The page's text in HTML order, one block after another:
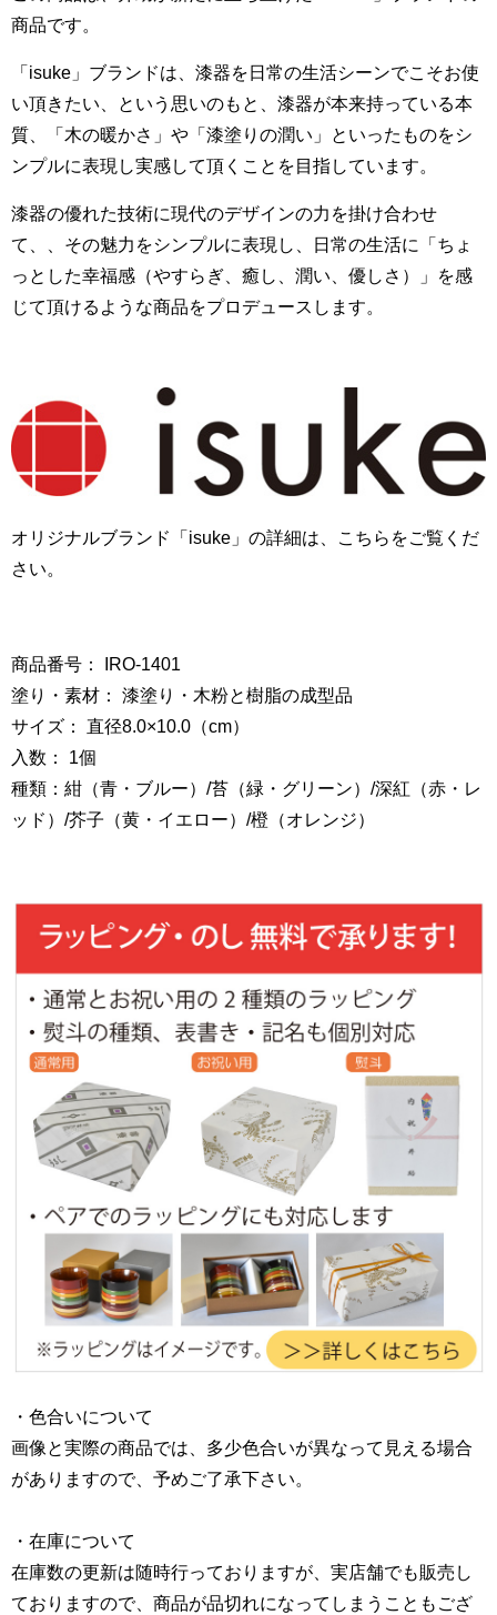
商品です。
「isuke」ブランドは、漆器を日常の生活シーンでこそお使
い頂きたい、という思いのもと、漆器が本来持っている本
質、「木の暖かさ」や「漆塗りの潤い」といったものをシ
ンプルに表現し実感して頂くことを目指しています。
漆器の優れた技術に現代のデザインの力を掛け合わせ
て、、その魅力をシンプルに表現し、日常の生活に「ちょ
っとした幸福感（やすらぎ、癒し、潤い、優しさ）」を感
じて頂けるような商品をプロデュースします。
オリジナルブランド「isuke」の詳細は、こちらをご覧くだ
さい。
商品番号： IRO-1401
塗り・素材： 漆塗り・木粉と樹脂の成型品
サイズ： 直径8.0×10.0（cm）
入数： 1個
種類：紺（青・ブルー）/苔（緑・グリーン）/深紅（赤・レ
ッド）/芥子（黄・イエロー）/橙（オレンジ）
・色合いについて
画像と実際の商品では、多少色合いが異なって見える場合
がありますので、予めご了承下さい。
・在庫について
在庫数の更新は随時行っておりますが、実店舗でも販売し
ておりますので、商品が品切れになってしまうこともござ